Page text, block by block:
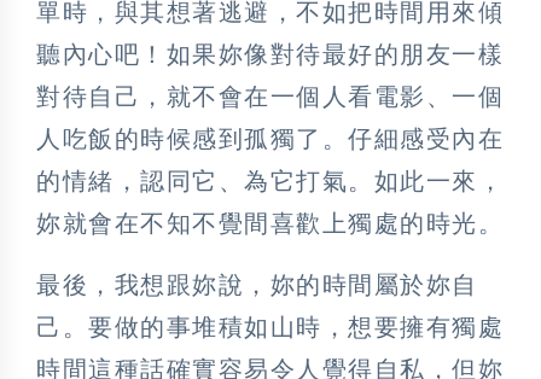
單時，與其想著逃避，不如把時間用來傾
聽內心吧！如果妳像對待最好的朋友一樣
對待自己，就不會在一個人看電影、一個
人吃飯的時候感到孤獨了。仔細感受內在
的情緒，認同它、為它打氣。如此一來，
妳就會在不知不覺間喜歡上獨處的時光。
最後，我想跟妳說，妳的時間屬於妳自
己。要做的事堆積如山時，想要擁有獨處
時間這種話確實容易令人覺得自私，但妳